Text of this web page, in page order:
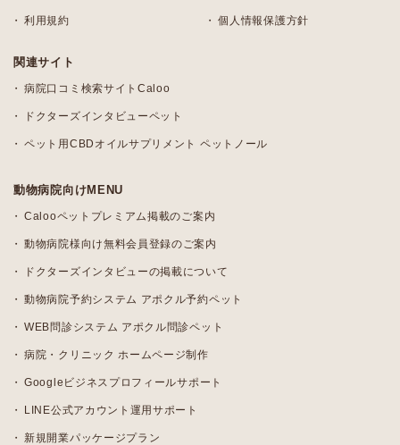
利用規約 個人情報保護方針
関連サイト
病院口コミ検索サイトCaloo
ドクターズインタビューペット
ペット用CBDオイルサプリメント ペットノール
動物病院向けMENU
Calooペットプレミアム掲載のご案内
動物病院様向け無料会員登録のご案内
ドクターズインタビューの掲載について
動物病院予約システム アポクル予約ペット
WEB問診システム アポクル問診ペット
病院・クリニック ホームページ制作
Googleビジネスプロフィールサポート
LINE公式アカウント運用サポート
新規開業パッケージプラン